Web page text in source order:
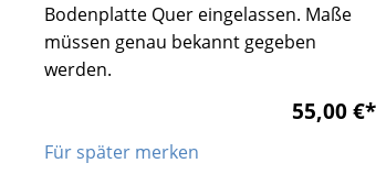
Bodenplatte Quer eingelassen. Maße
müssen genau bekannt gegeben
werden.
55,00 €*
Für später merken